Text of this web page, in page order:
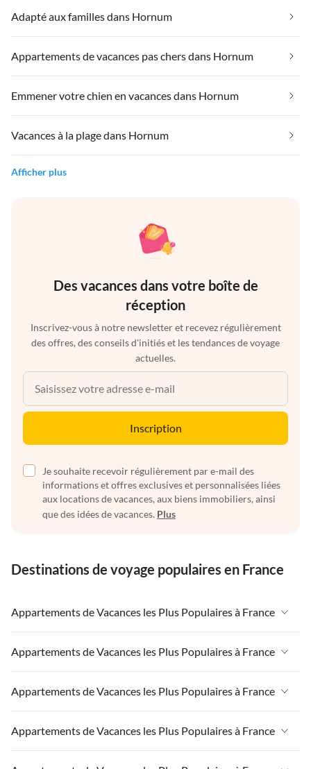
Adapté aux familles dans Hornum
Appartements de vacances pas chers dans Hornum
Emmener votre chien en vacances dans Hornum
Vacances à la plage dans Hornum
Afficher plus
Des vacances dans votre boîte de
réception
Inscrivez-vous à notre newsletter et recevez régulièrement
des offres, des conseils d'initiés et les tendances de voyage
actuelles.
Inscription
Je souhaite recevoir régulièrement par e-mail des
informations et offres exclusives et personnalisées liées
aux locations de vacances, aux biens immobiliers, ainsi
que des idées de vacances. Plus
Destinations de voyage populaires en France
Appartements de Vacances les Plus Populaires à France
Appartements de Vacances à France
Appartements de Vacances à Paris-Ile de France
Appartements de Vacances à Paris
Appartements de Vacances à Côte atlantique
Appartements de Vacances les Plus Populaires à France
Appartements de Vacances à France
Appartements de Vacances à Paris-Ile de France
Appartements de Vacances à Paris
Appartements de Vacances les Plus Populaires à France
Appartements de Vacances à France
Appartements de Vacances à Paris-Ile de France
Appartements de Vacances les Plus Populaires à France